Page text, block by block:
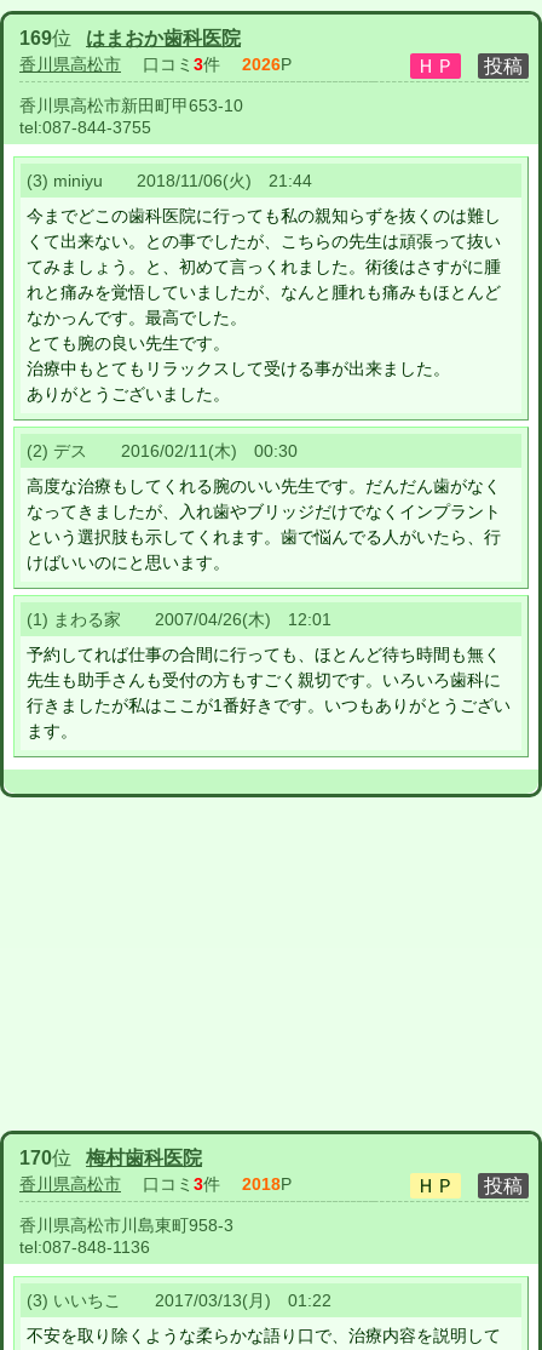
169位 はまおか歯科医院
香川県高松市 口コミ 3件 2026P
香川県高松市新田町甲653-10
tel:087-844-3755
(3) miniyu 2018/11/06(火) 21:44
今までどこの歯科医院に行っても私の親知らずを抜くのは難し
くて出来ない。との事でしたが、こちらの先生は頑張って抜い
てみましょう。と、初めて言っくれました。術後はさすがに腫
れと痛みを覚悟していましたが、なんと腫れも痛みもほとんど
なかっんです。最高でした。
とても腕の良い先生です。
治療中もとてもリラックスして受ける事が出来ました。
ありがとうございました。
(2) デス 2016/02/11(木) 00:30
高度な治療もしてくれる腕のいい先生です。だんだん歯がなく
なってきましたが、入れ歯やブリッジだけでなくインプラント
という選択肢も示してくれます。歯で悩んでる人がいたら、行
けばいいのにと思います。
(1) まわる家 2007/04/26(木) 12:01
予約してれば仕事の合間に行っても、ほとんど待ち時間も無く
先生も助手さんも受付の方もすごく親切です。いろいろ歯科に
行きましたが私はここが1番好きです。いつもありがとうござい
ます。
170位 梅村歯科医院
香川県高松市 口コミ 3件 2018P
香川県高松市川島東町958-3
tel:087-848-1136
(3) いいちこ 2017/03/13(月) 01:22
不安を取り除くような柔らかな語り口で、治療内容を説明して